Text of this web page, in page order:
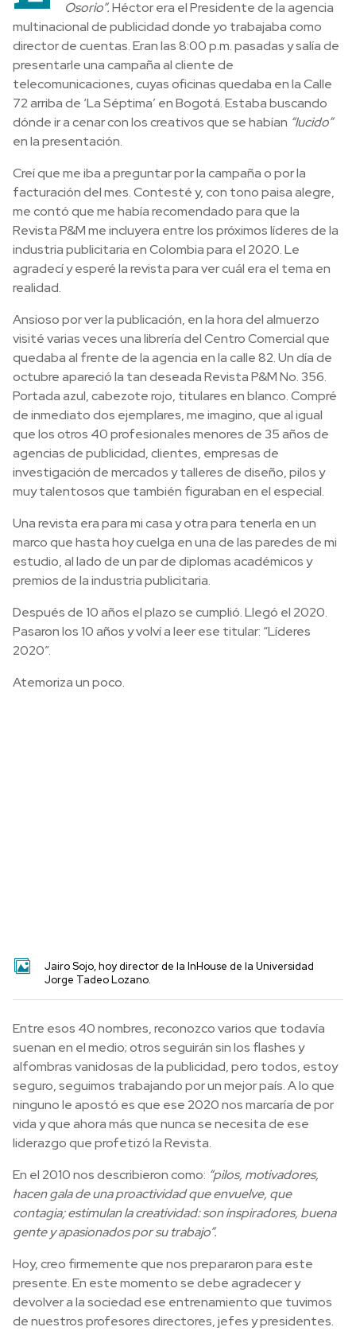
Osorio”.Héctor era el Presidente de la agencia
multinacional de publicidad donde yo trabajaba como
director de cuentas. Eran las 8:00 p.m. pasadas y salía de
presentarle una campaña al cliente de
telecomunicaciones, cuyas oficinas quedaba en la Calle
72 arribade ‘La Séptima’ en Bogotá. Estaba buscando
dónde ir a cenar con los creativos que se habían “lucido”
en la presentación.
Creí que me iba a preguntar por la campaña o por la
facturación del mes. Contesté y, con tono paisa alegre,
me contó que me había recomendado para que la
Revista P&M me incluyera entre los próximos líderes de la
industria publicitaria en Colombia para el 2020. Le
agradecí y esperé la revista para ver cuál era el tema en
realidad.
Ansioso por ver la publicación, en la hora del almuerzo
visité varias veces una librería del Centro Comercial que
quedaba al frente de la agencia en la calle 82. Un día de
octubre aparecióla tan deseada Revista P&M No. 356.
Portada azul, cabezote rojo, titulares en blanco. Compré
de inmediato dos ejemplares, me imagino, que al igual
quelos otros 40 profesionales menores de 35 años de
agencias de publicidad, clientes, empresas de
investigación de mercados y talleres de diseño, pilos y
muy talentosos que también figuraban en el especial.
Una revista era para mi casa y otra para tenerla en un
marco que hasta hoy cuelga en una de las paredes de mi
estudio,al lado de un par de diplomas académicos y
premios de la industria publicitaria.
Después de 10 años el plazo se cumplió. Llegó el 2020.
Pasaron los 10 añosy volví a leerese titular: “Líderes
2020”.
Atemoriza un poco.
Jairo Sojo, hoy director de la InHouse de la Universidad
Jorge Tadeo Lozano.
Entre esos 40 nombres, reconozco varios que todavía
suenan en el medio; otros seguirán sin los flashes y
alfombras vanidosas de la publicidad, pero todos, estoy
seguro,seguimos trabajandopor un mejor país. A lo que
ninguno le apostó es que ese 2020 nos marcaría de por
vida y que ahoramás que nuncase necesita de ese
liderazgo que profetizó la Revista.
En el 2010 nos describieroncomo: “pilos, motivadores,
hacen gala de una proactividad que envuelve, que
contagia; estimulan la creatividad: son inspiradores, buena
gente y apasionados por su trabajo”.
Hoy, creo firmemente que nos prepararon para este
presente.En este momento se debe agradecer y
devolvera la sociedad ese entrenamiento que tuvimos
de nuestros profesores directores, jefes y presidentes.